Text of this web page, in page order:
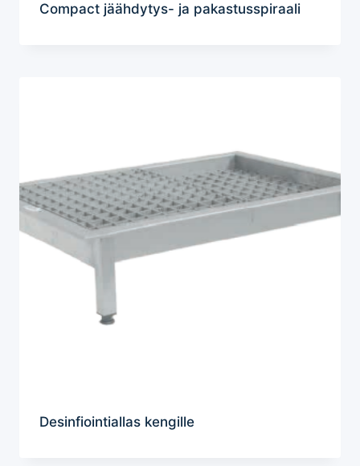
Compact jäähdytys- ja pakastusspiraali
Desinfiointiallas kengille